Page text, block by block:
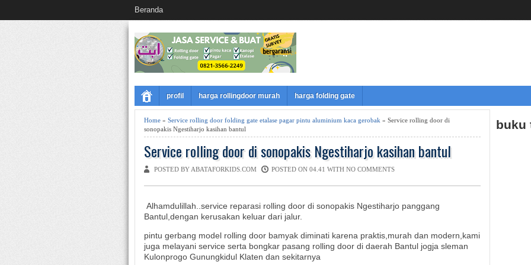
Beranda
profil harga rollingdoor murah harga folding gate
Home » Service rolling door folding gate etalase pagar pintu aluminium kaca gerobak » Service rolling door di
sonopakis Ngestiharjo kasihan bantul
Service rolling door di sonopakis Ngestiharjo kasihan bantul
POSTED BY ABATAFORKIDS.COM POSTED ON 04.41 WITH NO COMMENTS
Alhamdulillah..service reparasi rolling door di sonopakis Ngestiharjo panggang
Bantul,dengan kerusakan keluar dari jalur.
pintu gerbang model rolling door bamyak diminati karena praktis,murah dan modern,kami
juga melayani service serta bongkar pasang rolling door di daerah Bantul jogja sleman
Kulonprogo Gunungkidul Klaten dan sekitarnya
buku